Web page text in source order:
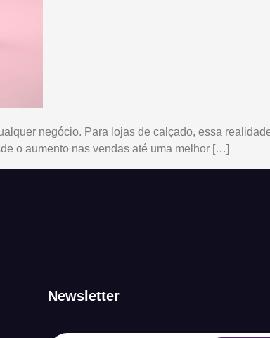
negócio. Para lojas de calçado, essa
o aumento nas vendas até uma melhor […]
Newsletter